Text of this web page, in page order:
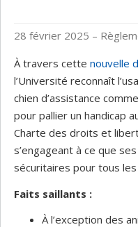
28 février 2025 –
À travers cette nouvelle
l’Université reconnaît
chien d’assistance
pour pallier un handicap
Charte des droits et
s’engageant à ce que
sécuritaires pour tous
Faits saillants :
À l’exception des